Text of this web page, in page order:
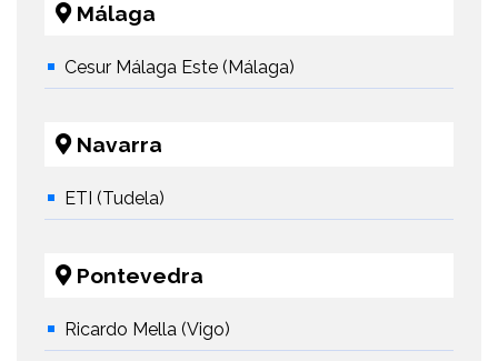
Málaga
Cesur Málaga Este (Málaga)
Navarra
ETI (Tudela)
Pontevedra
Ricardo Mella (Vigo)